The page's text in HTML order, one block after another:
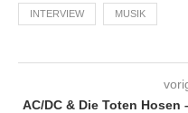
INTERVIEW MUSIK
AC/DC & Die Toten